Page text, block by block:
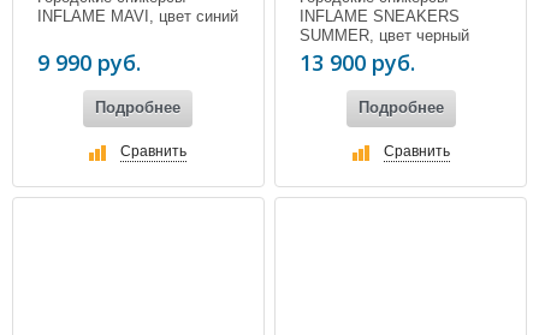
INFLAME MAVI, цвет синий
9 990 руб.
Подробнее
Сравнить
INFLAME SNEAKERS
SUMMER, цвет черный
13 900 руб.
Подробнее
Сравнить